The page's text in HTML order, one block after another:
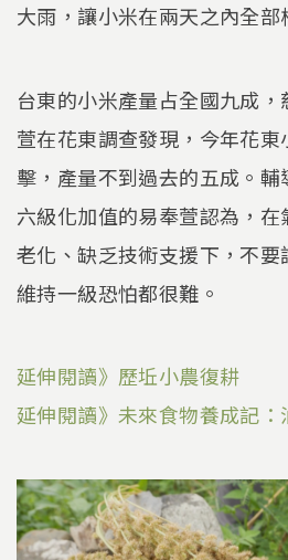
大雨，讓小米在兩天之內全部
台東的小米產量占全國九成
萱在花東調查發現，今年花
擊，產量不到過去的五成。
六級化加值的易奉萱認為，
老化、缺乏技術支援下，不
維持一級恐怕都很難。
延伸閱讀》歷坵小農復耕
延伸閱讀》未來食物養成記：